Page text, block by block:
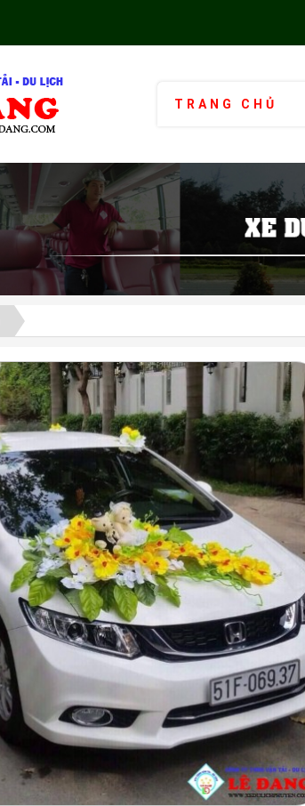
TRANG CHỦ